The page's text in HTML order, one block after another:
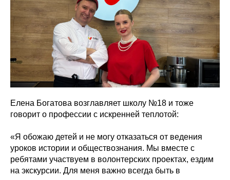
Елена Богатова возглавляет школу №18 и тоже
говорит о профессии с искренней теплотой:
«Я обожаю детей и не могу отказаться от ведения
уроков истории и обществознания. Мы вместе с
ребятами участвуем в волонтерских проектах, ездим
на экскурсии. Для меня важно всегда быть в